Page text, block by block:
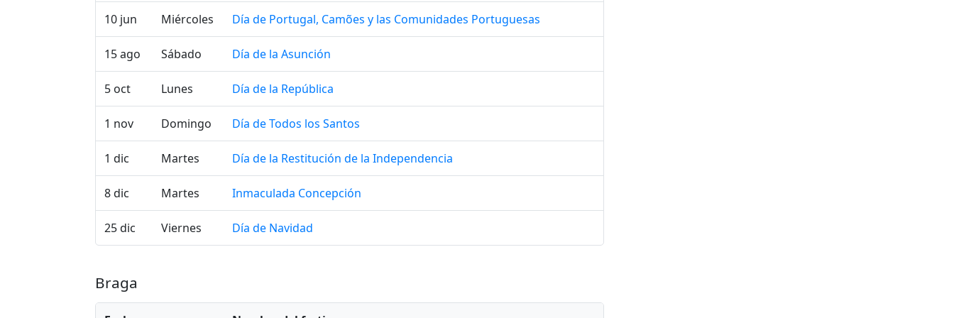
10 jun Miércoles Día de Portugal, Camões y las Comunidades Portuguesas
15 ago Sábado Día de la Asunción
5 oct Lunes Día de la República
1 nov Domingo Día de Todos los Santos
1 dic Martes Día de la Restitución de la Independencia
8 dic Martes Inmaculada Concepción
25 dic Viernes Día de Navidad
Braga